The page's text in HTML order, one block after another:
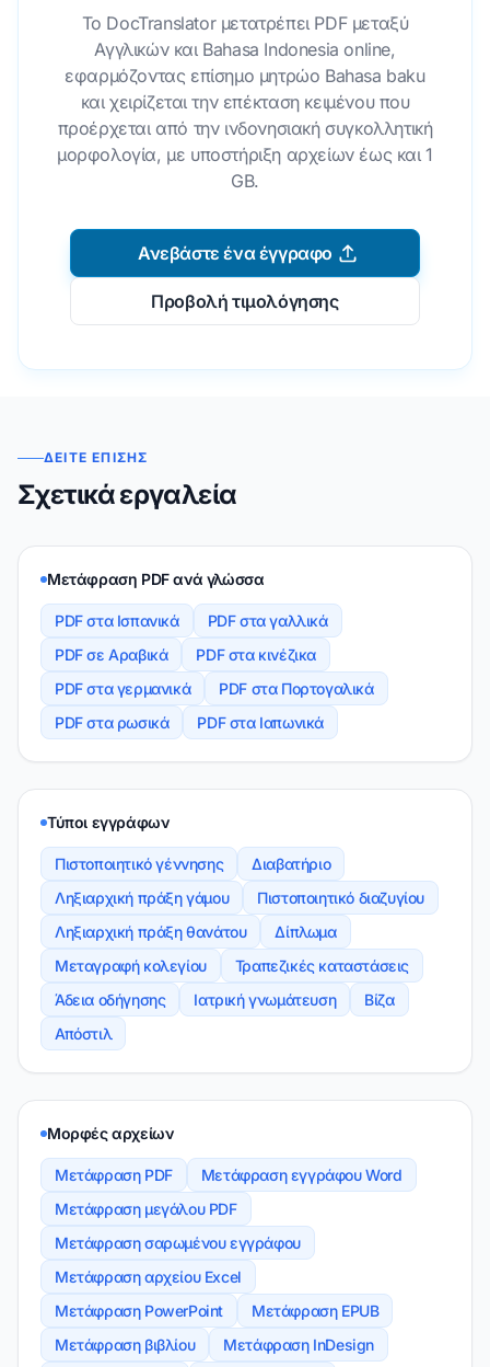
Το DocTranslator μετατρέπει PDF μεταξύ
Αγγλικών και Bahasa Indonesia online,
εφαρμόζοντας επίσημο μητρώο Bahasa baku
και χειρίζεται την επέκταση κειμένου που
προέρχεται από την ινδονησιακή συγκολλητική
μορφολογία, με υποστήριξη αρχείων έως και 1
GB.
Ανεβάστε ένα έγγραφο
Προβολή τιμολόγησης
ΔΕΊΤΕ ΕΠΊΣΗΣ
Σχετικά εργαλεία
Μετάφραση PDF ανά γλώσσα
PDF στα Ισπανικά
PDF στα γαλλικά
PDF σε Αραβικά
PDF στα κινέζικα
PDF στα γερμανικά
PDF στα Πορτογαλικά
PDF στα ρωσικά
PDF στα Ιαπωνικά
Τύποι εγγράφων
Πιστοποιητικό γέννησης
Διαβατήριο
Ληξιαρχική πράξη γάμου
Πιστοποιητικό διαζυγίου
Ληξιαρχική πράξη θανάτου
Δίπλωμα
Μεταγραφή κολεγίου
Τραπεζικές καταστάσεις
Άδεια οδήγησης
Ιατρική γνωμάτευση
Βίζα
Απόστιλ
Μορφές αρχείων
Μετάφραση PDF
Μετάφραση εγγράφου Word
Μετάφραση μεγάλου PDF
Μετάφραση σαρωμένου εγγράφου
Μετάφραση αρχείου Excel
Μετάφραση PowerPoint
Μετάφραση EPUB
Μετάφραση βιβλίου
Μετάφραση InDesign